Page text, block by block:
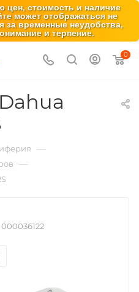
цен, стоимость и наличие
может отображаться не
за временные неудобства,
и терпение.
0
—
—
000036122